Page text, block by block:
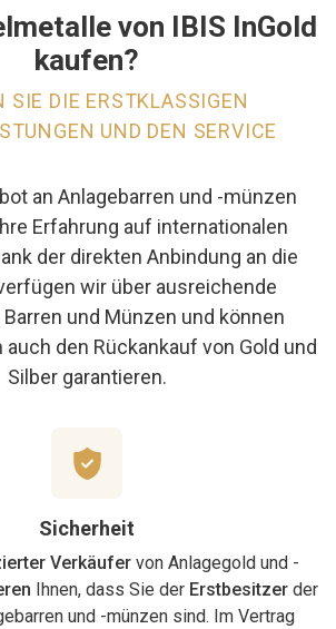
von IBIS InGold
kaufen?
SIE DIE ERSTKLASSIGEN
UND DEN SERVICE
an Anlagebarren und -münzen
Erfahrung auf internationalen
der direkten Anbindung an die
wir über ausreichende
und Münzen und können
den Rückankauf von Gold und
Silber garantieren.
Sicherheit
Verkäufervon Anlagegold und -
Ihnen, dass Sie der Erstbesitzer der
und -münzen sind. Im Vertrag